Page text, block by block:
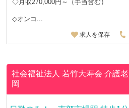
◇月収270,000円～（手当含む）
◇オンコ...
求人を保存
社会福祉法人 若竹大寿会介護
岡